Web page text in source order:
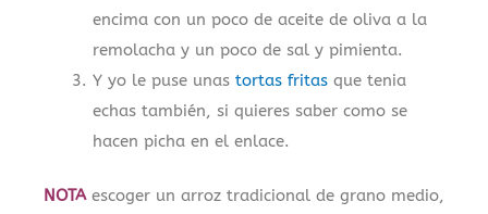
encima con un poco de aceite de oliva a la
remolacha y un poco de sal y pimienta.
Y yo le puse unastortas fritas que tenia
echas también, si quieres saber como se
hacen picha en el enlace.
NOTA escoger un arroz tradicional de grano medio,